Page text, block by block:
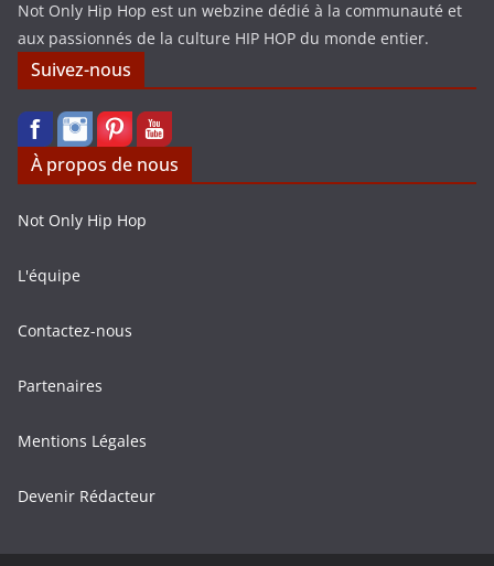
Not Only Hip Hop est un webzine dédié à la communauté et
aux passionnés de la culture HIP HOP du monde entier.
Suivez-nous
À propos de nous
Not Only Hip Hop
L'équipe
Contactez-nous
Partenaires
Mentions Légales
Devenir Rédacteur